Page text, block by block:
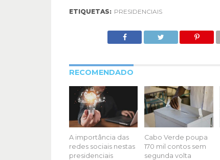
ETIQUETAS: PRESIDENCIAIS
RECOMENDADO
A importância das
redes sociais nestas
presidenciais
Cabo Verde poupa
170 mil contos sem
segunda volta